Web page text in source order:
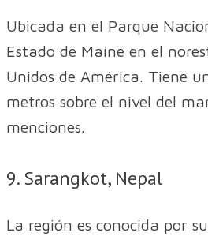
Ubicada en el Parque
Estado de Maine en el
Unidos de América. Tiene
metros sobre el nivel del
menciones.
9. Sarangkot, Nepal
La región es conocida por